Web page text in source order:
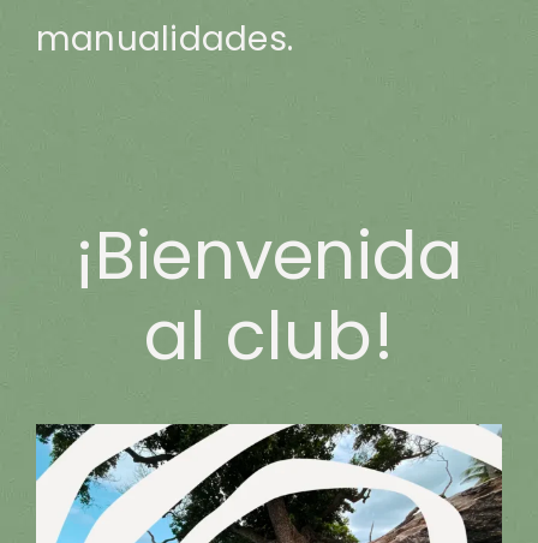
manualidades.
¡Bienvenida
al club!